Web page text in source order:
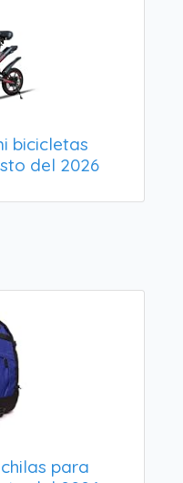
bicicletas
del 2026
para